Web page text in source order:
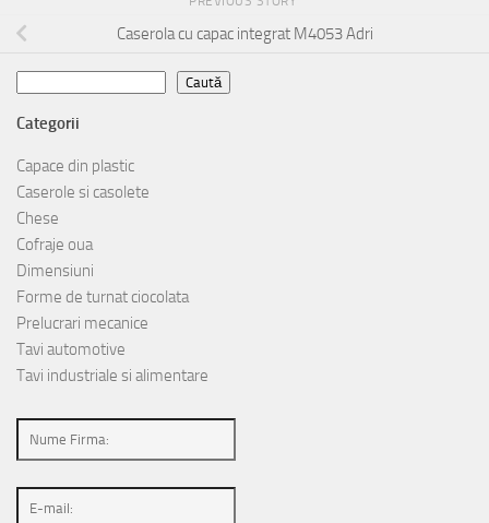
Caserola cu capac integrat M4053 Adri
Caută
Categorii
Capace din plastic
Caserole si casolete
Chese
Cofraje oua
Dimensiuni
Forme de turnat ciocolata
Prelucrari mecanice
Tavi automotive
Tavi industriale si alimentare